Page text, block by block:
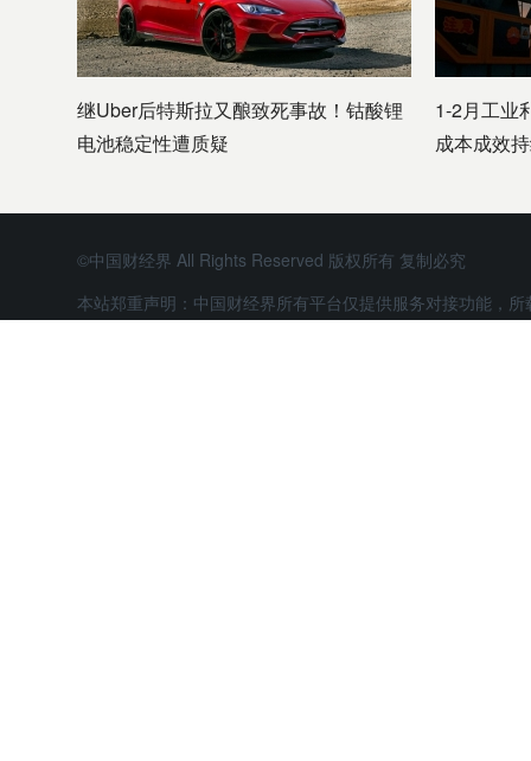
继Uber后特斯拉又酿致死事故！钴酸锂
电池稳定性遭质疑
1-2月工业
成本成效
©中国财经界 All Rights Reserved 版权所有 复制必究
本站郑重声明：中国财经界所有平台仅提供服务对接功能，